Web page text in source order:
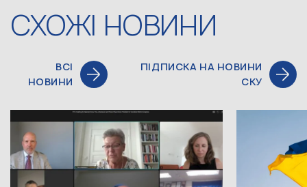
СХОЖІ НОВИНИ
ВСІ
НОВИНИ
ПІДПИСКА НА НОВИНИ
СКУ